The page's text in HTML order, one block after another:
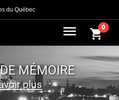
du Québec
menu shopping_cart0
MÉMOIRE
plus